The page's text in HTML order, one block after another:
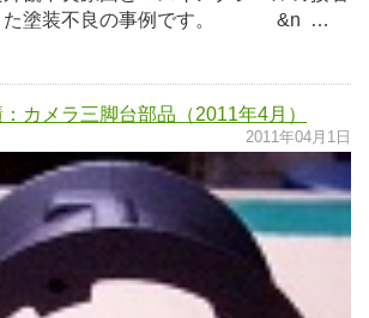
きた塗装不良の事例です。 &n …
カメラ三脚台部品（2011年4月）
2011年04月1日